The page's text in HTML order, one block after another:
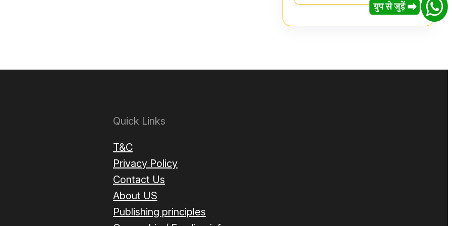
Quick Links
T&C
Privacy Policy
Contact Us
About US
Publishing principles